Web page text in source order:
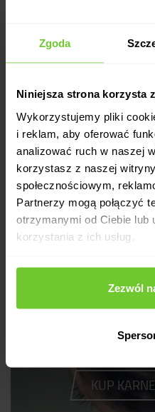
Zgoda
Niniejsza strona korzysta
Wykorzystujemy pliki
i reklam, aby oferować
analizować ruch w naszej
korzystasz z naszej
społecznościowym,
Partnerzy mogą połączyć
otrzymanymi od Ciebie lub
korzystania z ich usług.
Zezwól
Dla
KUP